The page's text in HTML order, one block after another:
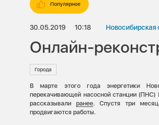
Популярное
30.05.2019 10:18 Новосибирская
Онлайн-
Города
В марте этого года энергетики
перекачивающей насосной станции
рассказывалиранее. Спустя три
продвигаются работы.